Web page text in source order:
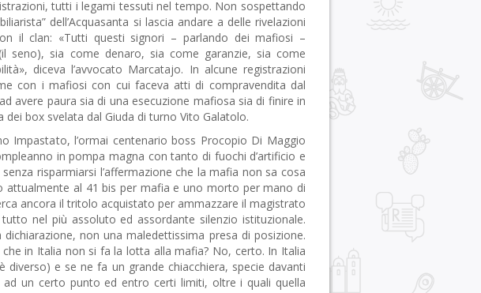
tutti i legami tessuti nel tempo. Non sospettando
dell’Acquasanta si lascia andare a delle rivelazioni
il clan: «Tutti questi signori – parlando dei mafiosi –
seno), sia come denaro, sia come garanzie, sia come
diceva l’avvocato Marcatajo. In alcune registrazioni
con i mafiosi con cui faceva atti di compravendita dal
avere paura sia di una esecuzione mafiosa sia di finire in
box svelata dal Giuda di turno Vito Galatolo.
Impastato, l’ormai centenario boss Procopio Di Maggio
in pompa magna con tanto di fuochi d’artificio e
risparmiarsi l’affermazione che la mafia non sa cosa
attualmente al 41 bis per mafia e uno morto per mano di
ancora il tritolo acquistato per ammazzare il magistrato
nel più assoluto ed assordante silenzio istituzionale.
non una maledettissima presa di posizione.
in Italia non si fa la lotta alla mafia? No, certo. In Italia
diverso) e se ne fa un grande chiacchiera, specie davanti
ad un certo punto ed entro certi limiti, oltre i quali quella